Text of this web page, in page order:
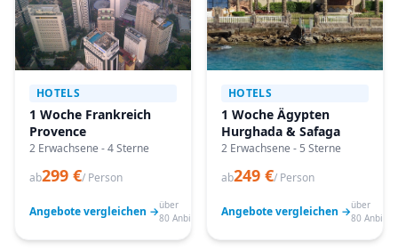
HOTELS
1 Woche Frankreich
Provence
2 Erwachsene - 4 Sterne
ab299 €/ Person
Angebote vergleichen →über
80 Anbieter
HOTELS
1 Woche Ägypten
Hurghada & Safaga
2 Erwachsene - 5 Sterne
ab249 €/ Person
Angebote vergleichen →über
80